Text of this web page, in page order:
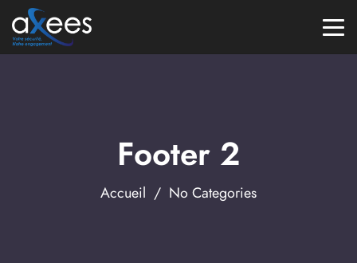
Footer 2
Accueil / No Categories